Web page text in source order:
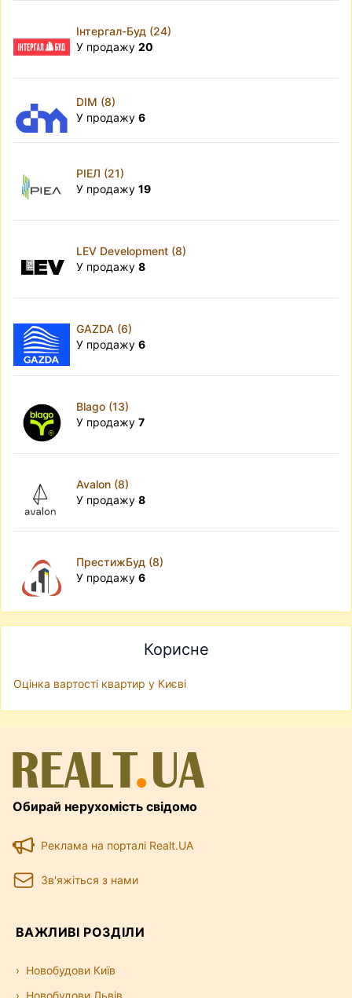
Інтергал-Буд (24)
У продажу 20
DIM (8)
У продажу 6
РІЕЛ (21)
У продажу 19
LEV Development (8)
У продажу 8
GAZDA (6)
У продажу 6
Blago (13)
У продажу 7
Avalon (8)
У продажу 8
ПрестижБуд (8)
У продажу 6
Корисне
Оцінка вартості квартир у Києві
Обирай нерухомість свідомо
Реклама на порталі Realt.UA
Зв'яжіться з нами
ВАЖЛИВІ РОЗДІЛИ
Новобудови Київ
Новобудови Львів